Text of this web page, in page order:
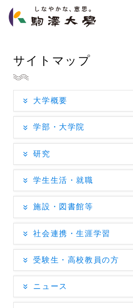
サイトマップ
大学概要
学部・大学院
研究
学生生活・就職
施設・図書館等
社会連携・生涯学習
受験生・高校教員の方
ニュース